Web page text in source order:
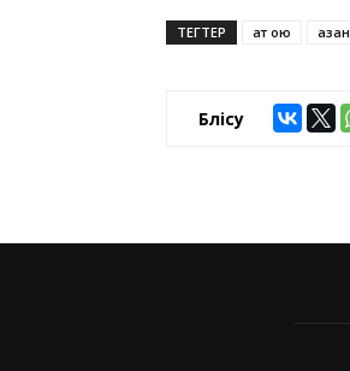
ТЕГТЕР ат қою азан
Бөлісу